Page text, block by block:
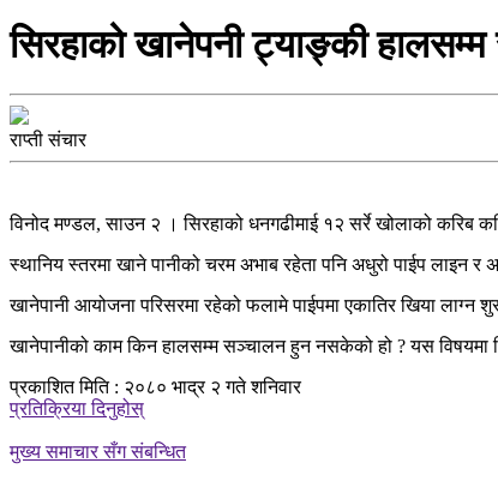
सिरहाको खानेपनी ट्याङ्की
राप्ती संचार
विनोद मण्डल, साउन २ । सिरहाको धनगढीमाई १२ सर्रे खोलाको करिब
स्थानिय स्तरमा खाने पानीको चरम अभाब रहेता पनि अधुरो पाईप लाइन
खानेपानी आयोजना परिसरमा रहेको फलामे पाईपमा एकातिर खिया
खानेपानीको काम किन हालसम्म सञ्चालन हुन नसकेको हो ? यस
प्रकाशित मिति : २०८० भाद्र २ गते शनिवार
प्रतिक्रिया दिनुहोस्
मुख्य समाचार सँग संबन्धित